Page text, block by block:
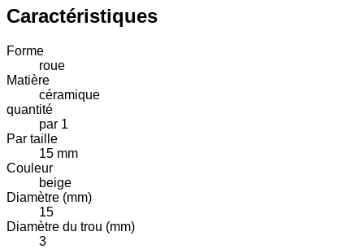
Caractéristiques
Forme
roue
Matière
céramique
quantité
par 1
Par taille
15 mm
Couleur
beige
Diamètre (mm)
15
Diamètre du trou (mm)
3